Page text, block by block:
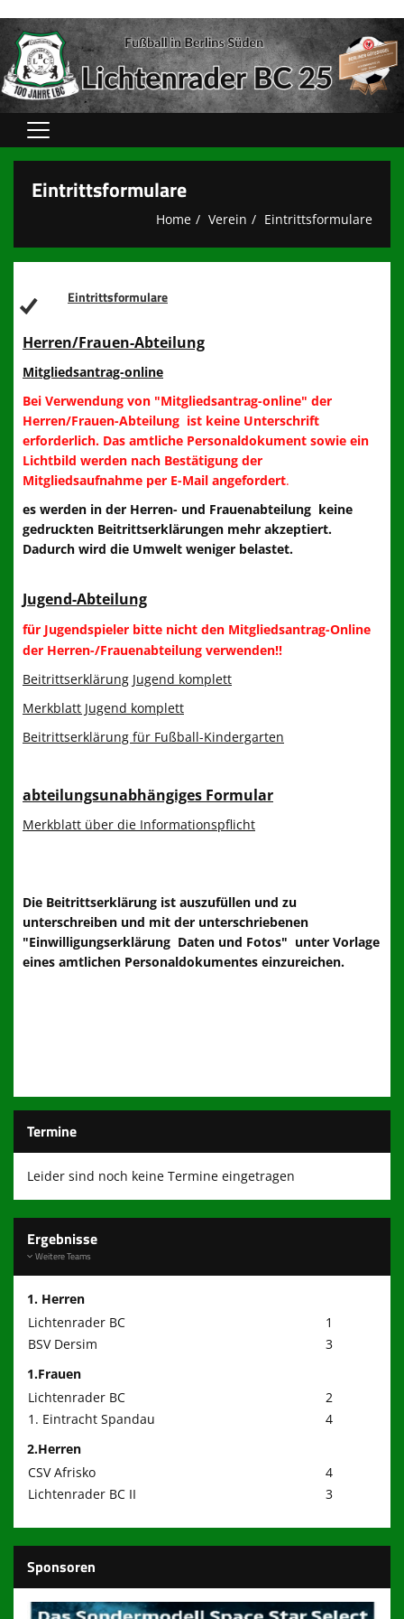
Home
Sponsoren
Kooperationen
Sportshops
Fußball-Feriencamp des LBC
Presse und Infos
Links
650 Jahre Lichtenrade
wir brauchen Dich!!!
Mitgliederbereich
Kontakt zum LBC
Eintrittsformulare
Home Verein Eintrittsformulare
Eintrittsformulare
Herren/Frauen-Abteilung
Mitgliedsantrag-online
Bei Verwendung von "Mitgliedsantrag-online" der
Herren/Frauen-Abteilung ist keine Unterschrift
erforderlich. Das amtliche Personaldokument sowie ein
Lichtbild werden nach Bestätigung der
Mitgliedsaufnahme per E-Mail angefordert.
es werden in der Herren- und Frauenabteilung keine
gedruckten Beitrittserklärungen mehr akzeptiert.
Dadurch wird die Umwelt weniger belastet.
Jugend-Abteilung
für Jugendspieler bitte nicht den Mitgliedsantrag-Online
der Herren-/Frauenabteilung verwenden!!
Beitrittserklärung Jugend komplett
Merkblatt Jugend komplett
Beitrittserklärung für Fußball-Kindergarten
abteilungsunabhängiges Formular
Merkblatt über die Informationspflicht
Die Beitrittserklärung ist auszufüllen und zu
unterschreiben und mit der unterschriebenen
"Einwilligungserklärung Daten und Fotos" unter Vorlage
eines amtlichen Personaldokumentes einzureichen.
Termine
Leider sind noch keine Termine eingetragen
Ergebnisse
Weitere Teams
1. Herren
Lichtenrader BC
1
BSV Dersim
3
1.Frauen
Lichtenrader BC
2
1. Eintracht Spandau
4
2.Herren
CSV Afrisko
4
Lichtenrader BC II
3
Sponsoren